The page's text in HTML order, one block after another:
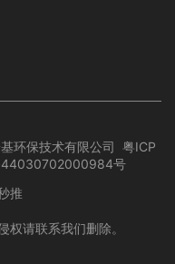
环保技术有限公司 粤ICP
44030702000984号
推
权请联系我们删除。